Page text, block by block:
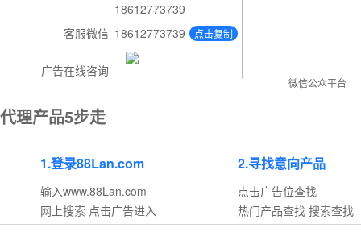
客服微信
广告在线咨询
18612773739
18612773739
点击复制
微信公众平台
代理产品5步走
1.登录88Lan.com
输入www.88Lan.com
网上搜索 点击广告进入
2.寻找意向产品
点击广告位查找
热门产品查找 搜索查找